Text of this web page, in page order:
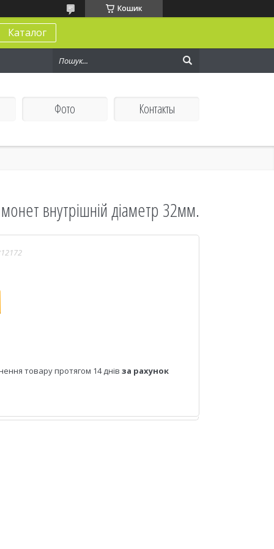
Кошик
Каталог
Фото Контакты
внутрішній діаметр 32мм.
товару протягом 14 днів за рахунок